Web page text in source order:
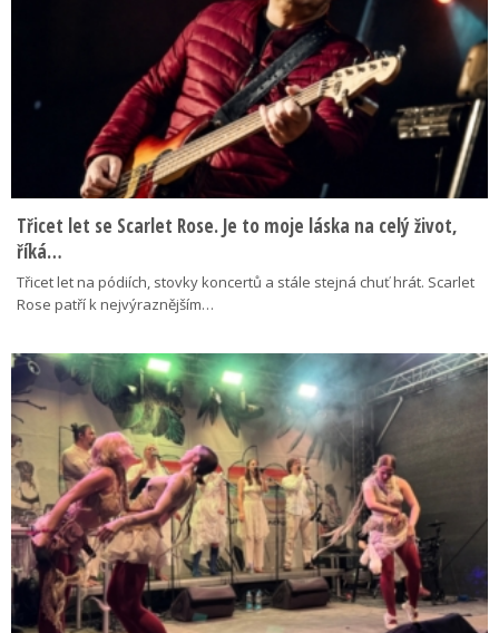
Třicet let se Scarlet Rose. Je to moje láska na celý život,
říká…
Třicet let na pódiích, stovky koncertů a stále stejná chuť hrát. Scarlet
Rose patří k nejvýraznějším…